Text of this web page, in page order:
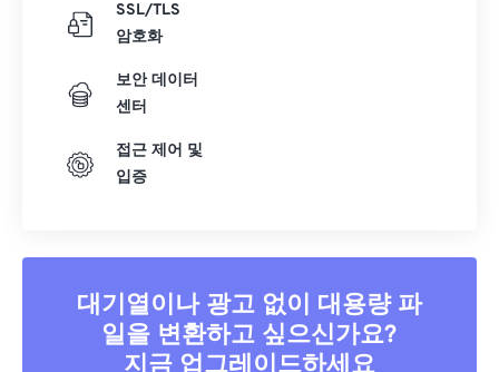
SSL/TLS
암호화
보안 데이터
센터
접근 제어 및
입증
대기열이나 광고 없이 대용량 파
일을 변환하고 싶으신가요?
지금 업그레이드하세요